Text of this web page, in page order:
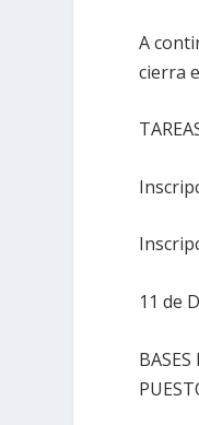
A
cierra
11 de